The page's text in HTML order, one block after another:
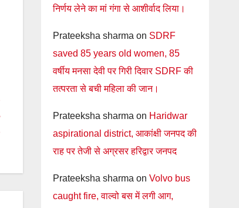
निर्णय लेने का मां गंगा से आशीर्वाद लिया।
Prateeksha sharma on SDRF
saved 85 years old women, 85
वर्षीय मनसा देवी पर गिरी दिवार SDRF की
तत्परता से बची महिला की जान।
Prateeksha sharma on Haridwar
aspirational district, आकांक्षी जनपद की
राह पर तेजी से अग्रसर हरिद्वार जनपद
Prateeksha sharma on Volvo bus
caught fire, वाल्वो बस में लगी आग,